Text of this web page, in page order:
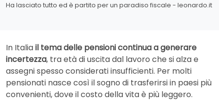
Ha lasciato tutto ed è partito per un paradiso fiscale - leonardo.it
In Italiail tema delle pensioni continua a generare
incertezza, tra età di uscita dal lavoro che si alza e
assegni spesso considerati insufficienti. Per molti
pensionati nasce così il sogno di trasferirsi in paesi più
convenienti, dove il costo della vita è più leggero.